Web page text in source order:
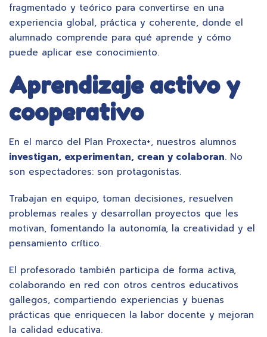
fragmentado y teórico para convertirse en una
experiencia global, práctica y coherente, donde el
alumnado comprende para qué aprende y cómo
puede aplicar ese conocimiento.
Aprendizaje activo y
cooperativo
En el marco del Plan Proxecta+, nuestros alumnos
investigan, experimentan, crean y colaboran. No
son espectadores: son protagonistas.
Trabajan en equipo, toman decisiones, resuelven
problemas reales y desarrollan proyectos que les
motivan, fomentando la autonomía, la creatividad y el
pensamiento crítico.
El profesorado también participa de forma activa,
colaborando en red con otros centros educativos
gallegos, compartiendo experiencias y buenas
prácticas que enriquecen la labor docente y mejoran
la calidad educativa.